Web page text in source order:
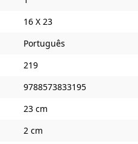
16 X 23
Português
219
9788573833195
23 cm
2 cm